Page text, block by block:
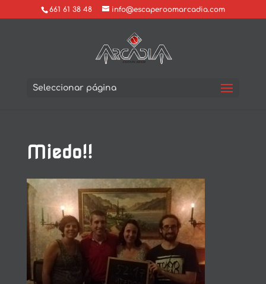
661 61 38 48 info@escaperoomarcadia.com
Seleccionar página
Miedo!!